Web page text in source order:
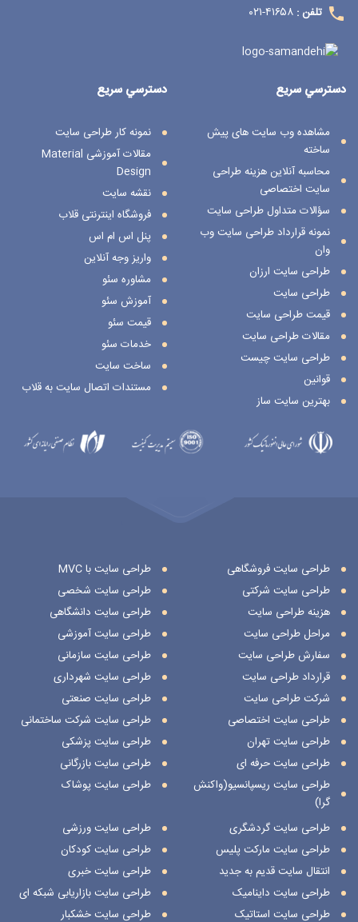
تلفن : ۴۱۶۵۸-۰۲۱
دسترسي سريع
نمونه کار طراحی سایت
مقالات آموزشی Material
Design
نقشه سایت
فروشگاه اینترنتی قلاب
پنل اس ام اس
واریز وجه آنلاین
مشاوره سئو
آموزش سئو
قیمت سئو
خدمات سئو
ساخت سایت
مستندات اتصال سایت به قلاب
دسترسي سريع
مشاهده وب سایت های پیش
ساخته
محاسبه آنلاین هزینه طراحی
سایت اختصاصی
سؤالات متداول طراحی سایت
نمونه قرارداد طراحی سایت وب
وان
طراحی سایت ارزان
طراحی سایت
قیمت طراحی سایت
مقالات طراحی سایت
طراحی سایت چیست
قوانین
بهترین سایت ساز
طراحی سایت فروشگاهی
طراحی سایت شرکتی
هزینه طراحی سایت
مراحل طراحی سایت
سفارش طراحی سایت
قرارداد طراحی سایت
شرکت طراحی سایت
طراحی سایت اختصاصی
طراحی سایت تهران
طراحی سایت حرفه ای
طراحی سایت ریسپانسیو(واکنش
گرا)
طراحی سایت با MVC
طراحی سایت شخصی
طراحی سایت دانشگاهی
طراحی سایت آموزشی
طراحی سایت سازمانی
طراحی سایت شهرداری
طراحی سایت صنعتی
طراحی سایت شرکت ساختمانی
طراحی سایت پزشکی
طراحی سایت بازرگانی
طراحی سایت پوشاک
طراحی سایت گردشگری
طراحی سایت مارکت پلیس
انتقال سایت قدیم به جدید
طراحی سایت داینامیک
طراحی سایت استاتیک
طراحی سایت ورزشی
طراحی سایت کودکان
طراحی سایت خبری
طراحی سایت بازاریابی شبکه ای
طراحی سایت خشکبار